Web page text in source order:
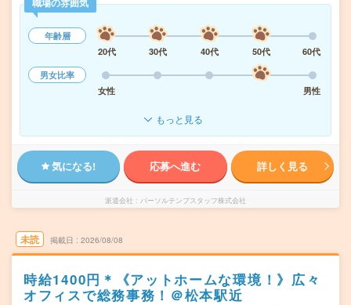
年齢層
20代
30代 40代 50代
60代
男女比率
女性
男性
もっと見る
気になる! 応募へ進む 詳しく見る
派遣会社 パーソルテンプスタッフ株式会社
未読 掲載日 2026/08/08
時給1400円＊《アットホームな環境！》広々
オフィスで総務事務！＠松本駅近